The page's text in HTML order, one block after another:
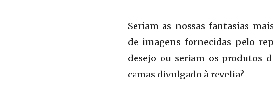
Seriam as nossas fantasias
de imagens fornecidas pelo
desejo ou seriam os produtos
camas divulgado à revelia?